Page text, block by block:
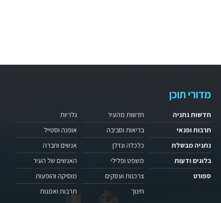
מדורי תוכן
חדשות נתניה
תרבות ופנאי
נתניה מבשלת
בלוגים ודעות
ספורט
חדשות מהעיר
בריאות וסביבה
כלכלה ונדלן
משפט ופלילי
צרכנות ועסקים
חינוך
גלריות
אופנה וסטייל
אנשים וחברה
האנשים של העיר
מוסיקה והופעות
תרבות ואמנות